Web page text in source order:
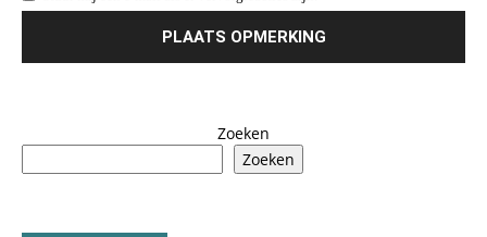
Zoeken
Zoeken